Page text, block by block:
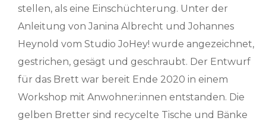
stellen, als eine Einschüchterung. Unter der
Anleitung von Janina Albrecht und Johannes
Heynold vom Studio JoHey! wurde angezeichnet,
gestrichen, gesägt und geschraubt. Der Entwurf
für das Brett war bereit Ende 2020 in einem
Workshop mit Anwohner:innen entstanden. Die
gelben Bretter sind recycelte Tische und Bänke